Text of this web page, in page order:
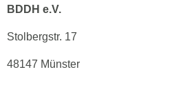
BDDH e.V.
Stolbergstr. 17
48147 Münster